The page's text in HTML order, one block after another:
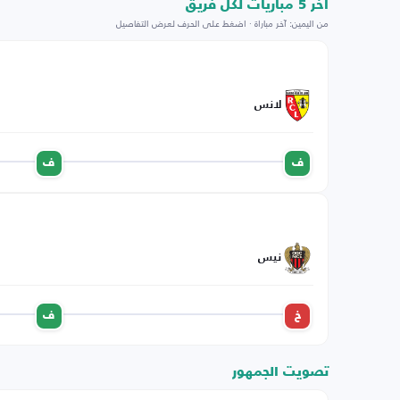
اخر 5 مباريات لكل فريق
من اليمين: آخر مباراة · اضغط على الحرف لعرض التفاصيل
لانس
ف ف
نيس
خ ف
تصويت الجمهور